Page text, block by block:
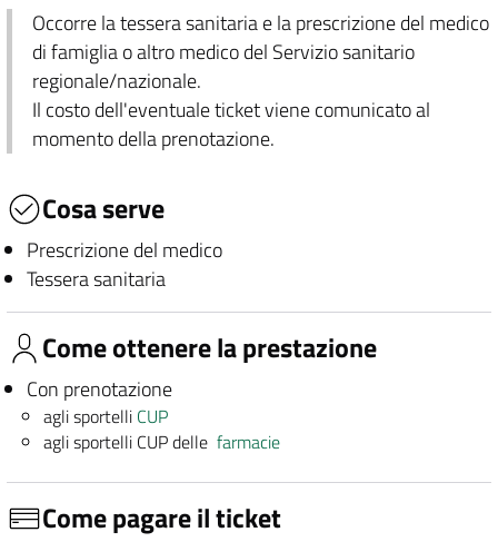
Occorre la tessera sanitaria e la prescrizione del medico
di famiglia o altro medico del Servizio sanitario
regionale/nazionale.
Il costo dell'eventuale ticket viene comunicato al
momento della prenotazione.
Cosa serve
Prescrizione del medico
Tessera sanitaria
Come ottenere la prestazione
Con prenotazione
agli sportelli CUP
agli sportelli CUP dellefarmacie
Come pagare il ticket